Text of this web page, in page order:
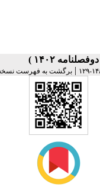
| برگشت به فهرست